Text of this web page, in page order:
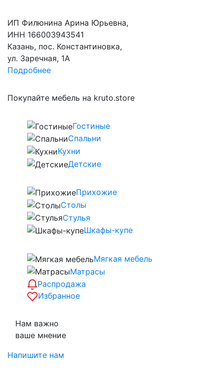
ИП Филюнина Арина Юрьевна,
ИНН 166003943541
Казань, пос. Константиновка,
ул. Заречная, 1А
Подробнее
Покупайте мебель на kruto.store
Гостиные
Спальни
Кухни
Детские
Прихожие
Столы
Стулья
Шкафы-купе
Мягкая мебель
Матрасы
Распродажа
Избранное
Нам важно
ваше мнение
Напишите нам